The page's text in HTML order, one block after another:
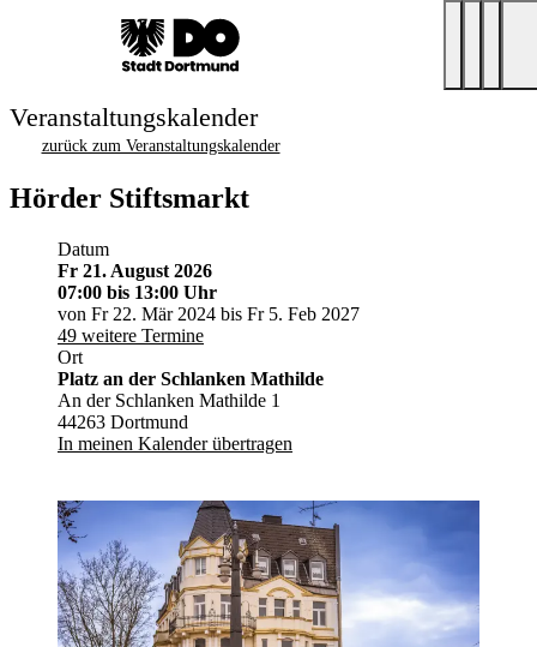
Veranstaltungskalender
zurück zum Veranstaltungskalender
Hörder Stiftsmarkt
Datum
Fr 21. August 2026
07:00 bis 13:00 Uhr
von Fr 22. Mär 2024 bis Fr 5. Feb 2027
49 weitere Termine
Ort
Platz an der Schlanken Mathilde
An der Schlanken Mathilde 1
44263 Dortmund
In meinen Kalender übertragen